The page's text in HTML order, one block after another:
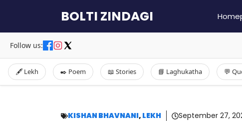
content
BOLTI ZINDAGI
Follow us:
🖋️ Lekh ✒️ Poem 📖 Stories 📘 Laghukatha 💬
KISHAN BHAVNANI, LEKH September 27,